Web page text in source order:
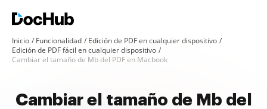
Inicio Funcionalidad
Edición de PDF en cualquier dispositivo
Edición de PDF fácil en cualquier dispositivo
Cambiar el tamaño de Mb del PDF en Macbook
Cambiar el tamaño de Mb del